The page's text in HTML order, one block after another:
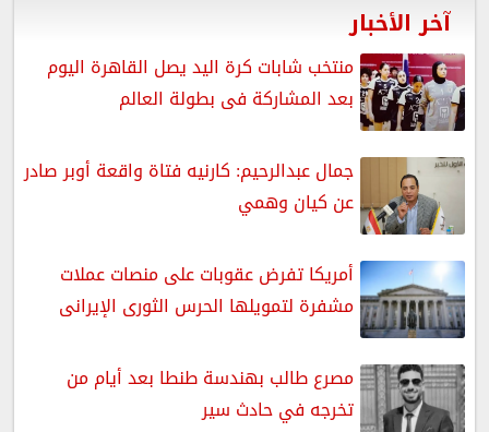
آخر الأخبار
منتخب شابات كرة اليد يصل القاهرة اليوم
بعد المشاركة فى بطولة العالم
جمال عبدالرحيم: كارنيه فتاة واقعة أوبر صادر
عن كيان وهمي
أمريكا تفرض عقوبات على منصات عملات
مشفرة لتمويلها الحرس الثورى الإيرانى
مصرع طالب بهندسة طنطا بعد أيام من
تخرجه في حادث سير